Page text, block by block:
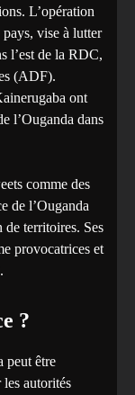
L’opération
vise à lutter
l’est de la RDC,
(ADF).
ont
l’Ouganda dans
comme des
de l’Ouganda
territoires. Ses
provocatrices et
?
peut être
les autorités